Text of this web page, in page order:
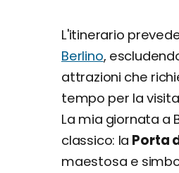
L'itinerario
Berlino,
attrazioni che
tempo per la
La mia giornata a
classico: la Porta
maestosa e